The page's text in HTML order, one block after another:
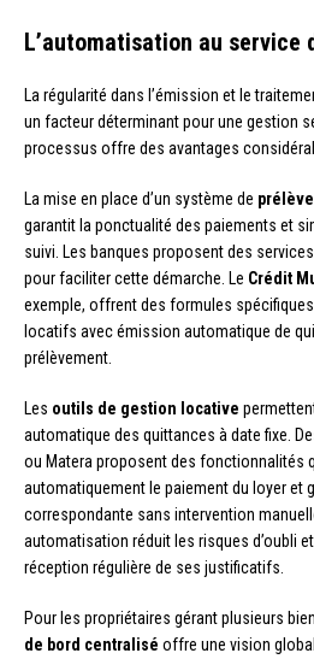
L’automatisation au service
La régularité dans l’émission et le
un facteur déterminant pour une gestion
processus offre des avantages
La mise en place d’un système de
garantit la ponctualité des paiements et
suivi. Les banques proposent des
pour faciliter cette démarche. Le Crédit
exemple, offrent des formules
locatifs avec émission automatique de
prélèvement.
Les outils de gestion locative
automatique des quittances à date fixe.
ou Matera proposent des fonctionnalités
automatiquement le paiement du loyer et
correspondante sans intervention
automatisation réduit les risques d’oubli
réception régulière de ses justificatifs.
Pour les propriétaires gérant plusieurs
de bord centralisé offre une vision